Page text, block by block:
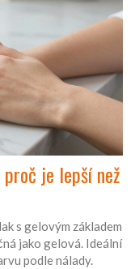
je lepší než
s gelovým základem
jako gelová. Ideální
podle nálady.